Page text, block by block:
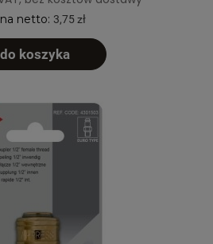
netto: 3,75 zł
do koszyka